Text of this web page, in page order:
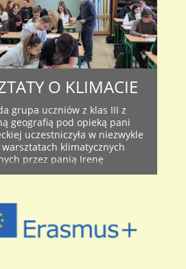
O KLIMACIE
grupa uczniów z klas III z
geografią pod opieką pani
uczestniczyła w niezwykle
klimatycznych
przez panią Irenę
Szopę i pana Stanisława
projektu WIKT (Wsparcie
rzecz ochrony klimatu w
W trakcie